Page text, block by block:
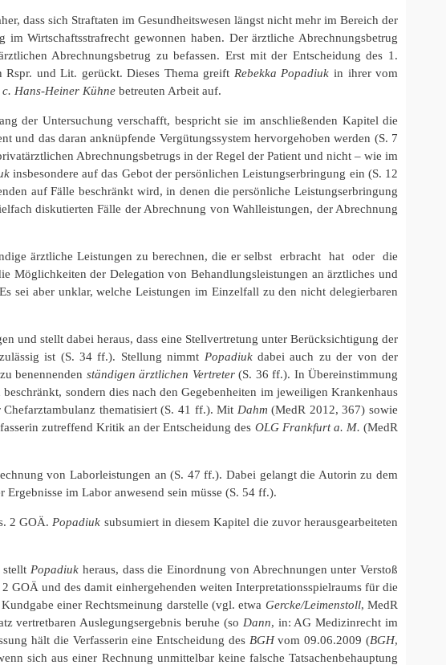
dass sich Straftaten im Gesundheitswesen längst nicht mehr im Bereich der
Wirtschaftsstrafrecht gewonnen haben. Der ärztliche Abrechnungsbetrug
Abrechnungsbetrug zu befassen. Erst mit der Entscheidung des 1.
und Lit. gerückt. Dieses Thema greift Rebekka Popadiuk in ihrer vom
Hans-Heiner Kühne betreuten Arbeit auf.
der Untersuchung verschafft, bespricht sie im anschließenden Kapitel die
und das daran anknüpfende Vergütungssystem hervorgehoben werden (S. 7
Abrechnungsbetrugs in der Regel der Patient und nicht – wie im
insbesondere auf das Gebot der persönlichen Leistungserbringung ein (S. 12
auf Fälle beschränkt wird, in denen die persönliche Leistungserbringung
diskutierten Fälle der Abrechnung von Wahlleistungen, der Abrechnung
ärztliche Leistungen zu berechnen, die er selbst erbracht hat oder die
der Delegation von Behandlungsleistungen an ärztliches und
sei aber unklar, welche Leistungen im Einzelfall zu den nicht delegierbaren
und stellt dabei heraus, dass eine Stellvertretung unter Berücksichtigung der
ist (S. 34 ff.). Stellung nimmt Popadiukdabei auch zu der von der
benennenden ständigen ärztlichen Vertreter(S. 36 ff.). In Übereinstimmung
sondern dies nach den Gegebenheiten im jeweiligen Krankenhaus
thematisiert (S. 41 ff.). Mit Dahm (MedR 2012, 367) sowie
zutreffend Kritik an der Entscheidung des OLG Frankfurt a. M. (MedR
von Laborleistungen an (S. 47 ff.). Dabei gelangt die Autorin zu dem
im Labor anwesend sein müsse (S. 54 ff.).
2 GOÄ. Popadiuk subsumiert in diesem Kapitel die zuvor herausgearbeiteten
stellt Popadiuk heraus, dass die Einordnung von Abrechnungen unter Verstoß
und des damit einhergehenden weiten Interpretationsspielraums für die
einer Rechtsmeinung darstelle (vgl. etwa Gercke/Leimenstoll, MedR
vertretbaren Auslegungsergebnis beruhe (so Dann, in: AG Medizinrecht im
hält die Verfasserin eine Entscheidung des BGHvom 09.06.2009 (BGH,
sich aus einer Rechnung unmittelbar keine falsche Tatsachenbehauptung